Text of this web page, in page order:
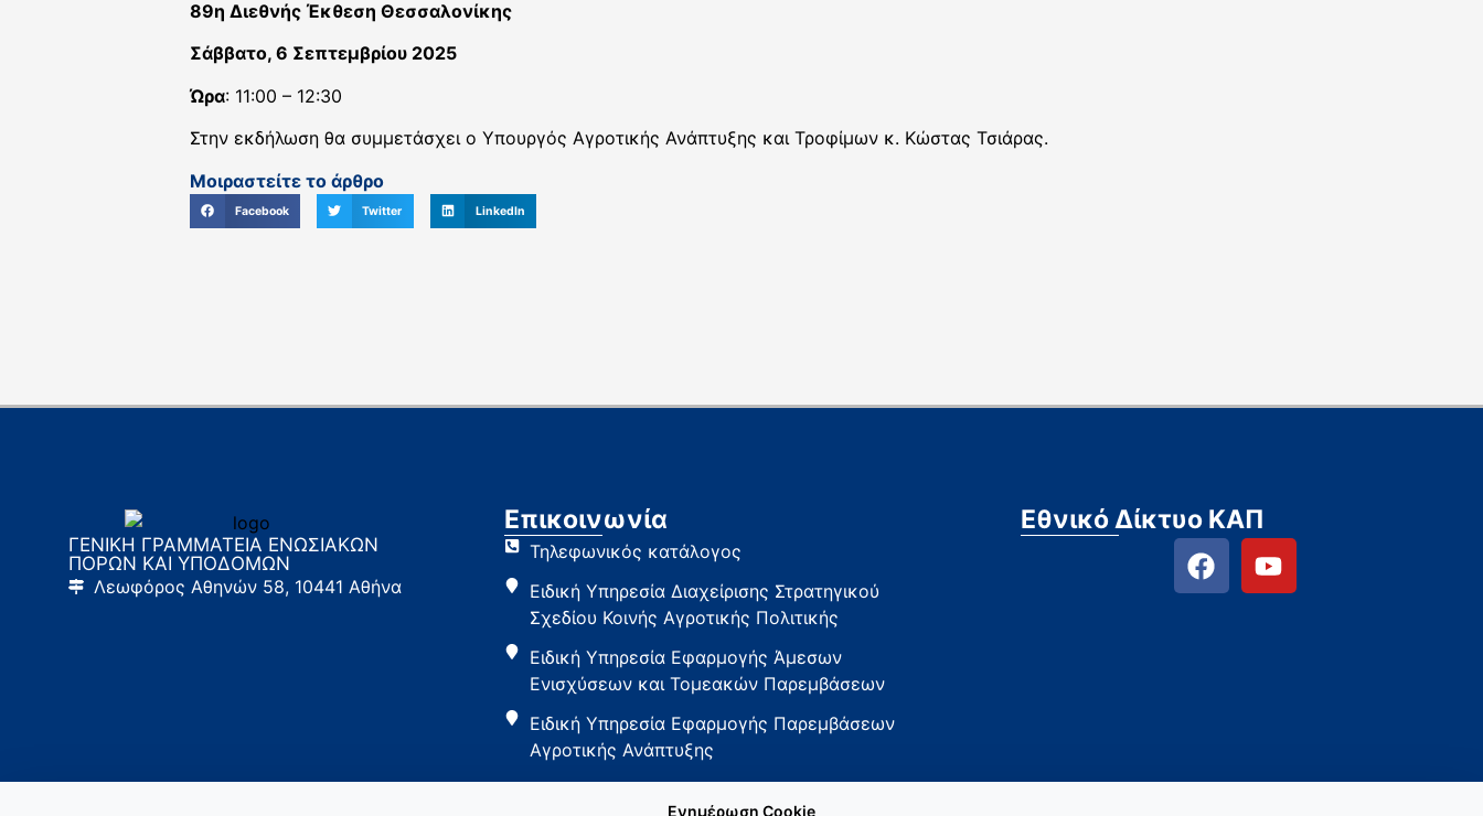
89η Διεθνής Έκθεση Θεσσαλονίκης
Σάββατο, 6 Σεπτεμβρίου 2025
Ώρα: 11:00 – 12:30
Στην εκδήλωση θα συμμετάσχει ο Υπουργός Αγροτικής Ανάπτυξης και Τροφίμων κ. Κώστας Τσιάρας.
Μοιραστείτε το άρθρο
Facebook Twitter LinkedIn
ΓΕΝΙΚΗ ΓΡΑΜΜΑΤΕΙΑ ΕΝΩΣΙΑΚΩΝ
ΠΟΡΩΝ ΚΑΙ ΥΠΟΔΟΜΩΝ
Λεωφόρος Αθηνών 58, 10441 Αθήνα
Επικοινωνία
Τηλεφωνικός κατάλογος
Ειδική Υπηρεσία Διαχείρισης Στρατηγικού
Σχεδίου Κοινής Αγροτικής Πολιτικής
Ειδική Υπηρεσία Εφαρμογής Άμεσων
Ενισχύσεων και Τομεακών Παρεμβάσεων
Ειδική Υπηρεσία Εφαρμογής Παρεμβάσεων
Αγροτικής Ανάπτυξης
Εθνικό Δίκτυο ΚΑΠ
Ενημέρωση Cookie